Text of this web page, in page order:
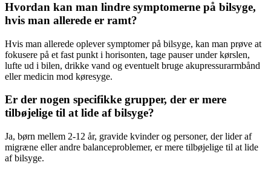
Hvordan kan man lindre symptomerne på bilsyge,
hvis man allerede er ramt?
Hvis man allerede oplever symptomer på bilsyge, kan man prøve at
fokusere på et fast punkt i horisonten, tage pauser under kørslen,
lufte ud i bilen, drikke vand og eventuelt bruge akupressurarmbånd
eller medicin mod køresyge.
Er der nogen specifikke grupper, der er mere
tilbøjelige til at lide af bilsyge?
Ja, børn mellem 2-12 år, gravide kvinder og personer, der lider af
migræne eller andre balanceproblemer, er mere tilbøjelige til at lide
af bilsyge.